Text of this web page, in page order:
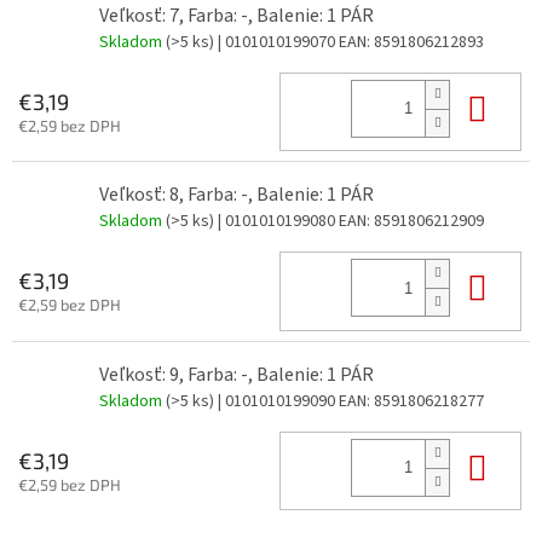
Veľkosť: 7, Farba: -, Balenie: 1 PÁR
Skladom (>5 ks) | 0101010199070EAN: 8591806212893
€3,19
€2,59 bez DPH
Veľkosť: 8, Farba: -, Balenie: 1 PÁR
Skladom (>5 ks) | 0101010199080EAN: 8591806212909
€3,19
€2,59 bez DPH
Veľkosť: 9, Farba: -, Balenie: 1 PÁR
Skladom (>5 ks) | 0101010199090EAN: 8591806218277
€3,19
€2,59 bez DPH